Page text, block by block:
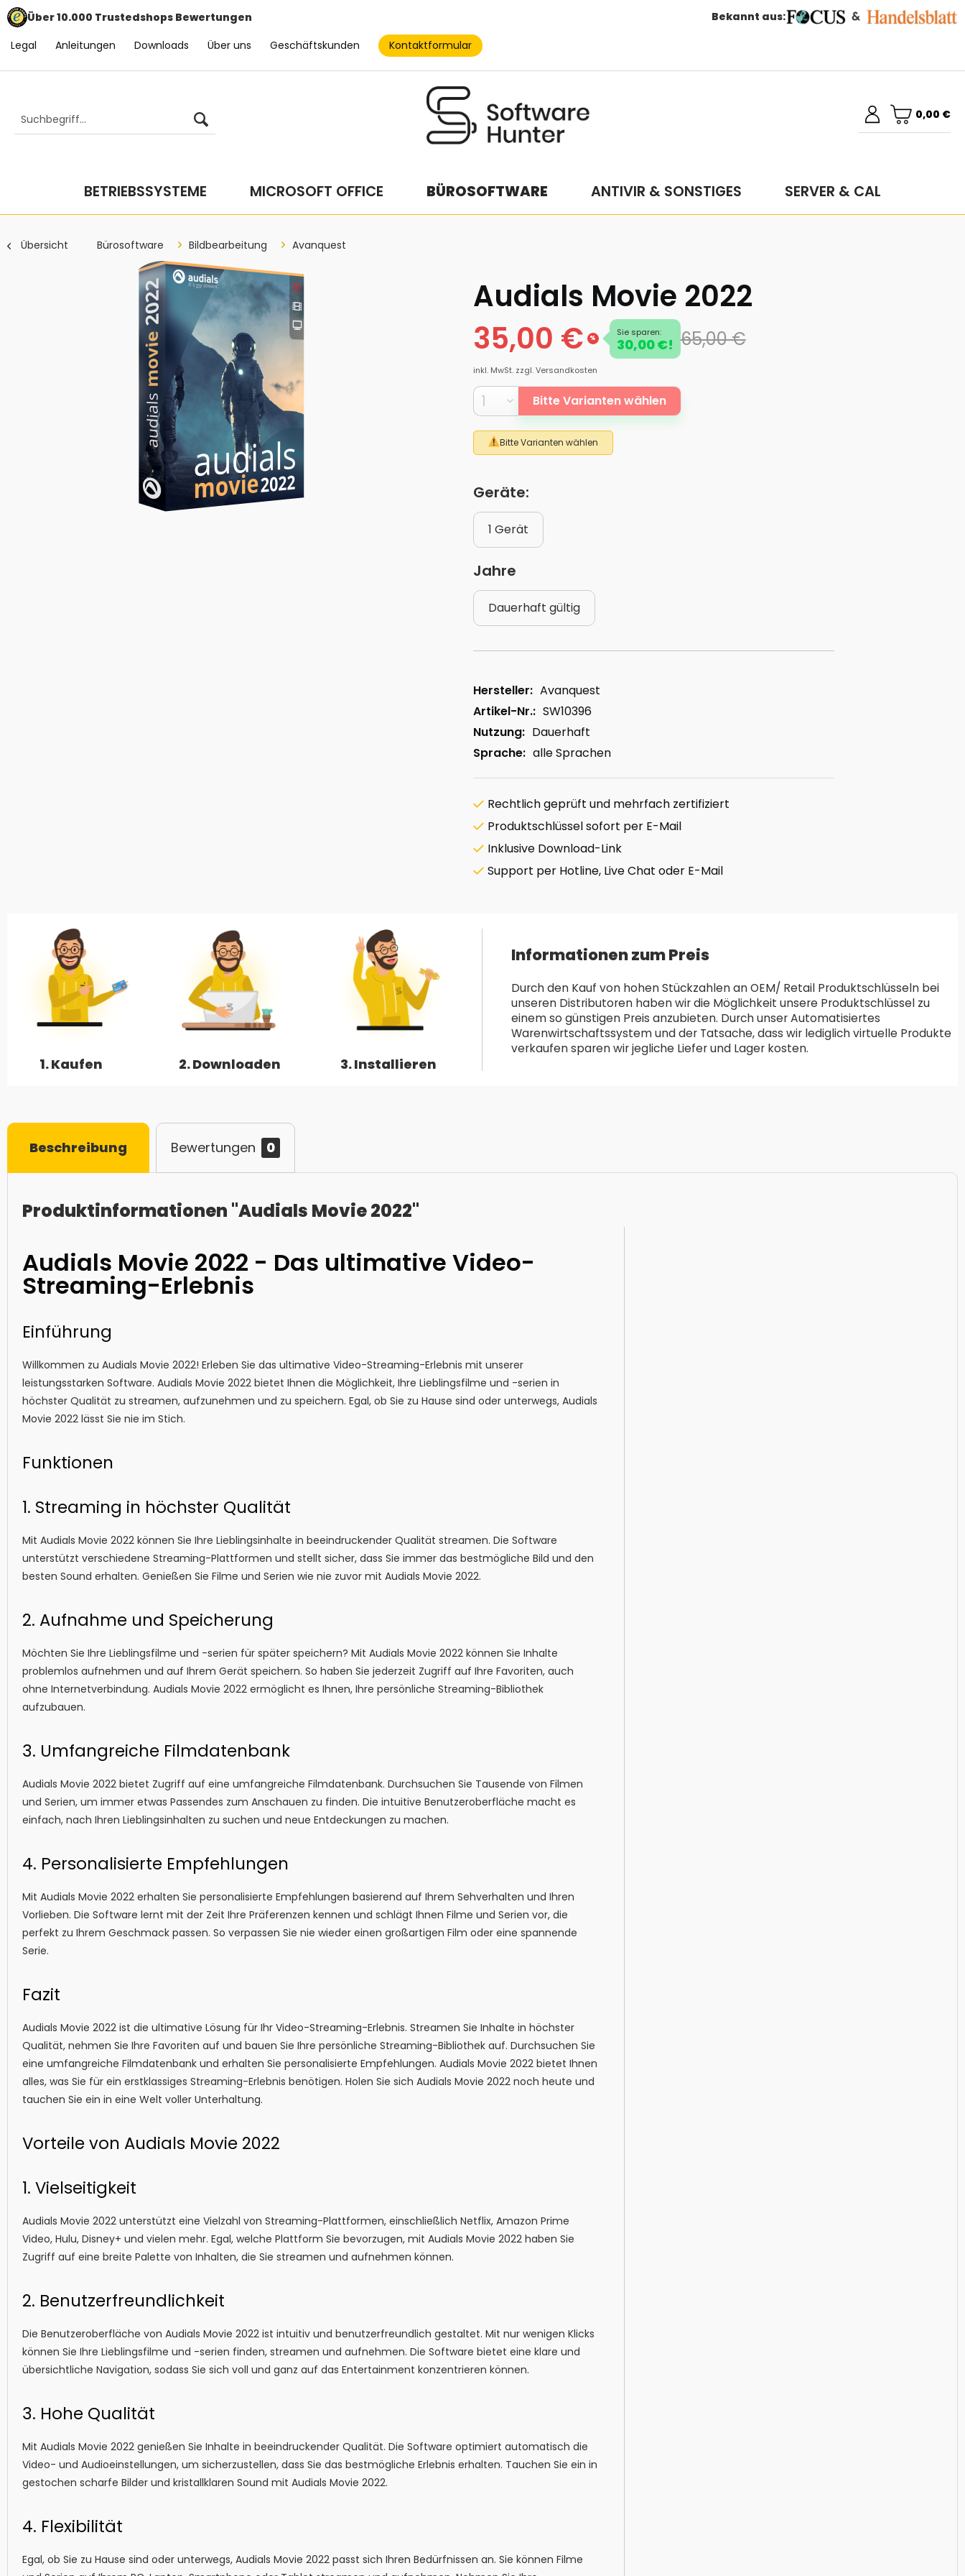
Über 10.000 Trustedshops Bewertungen
Bekannt aus:
Legal
Anleitungen Downloads Über uns Geschäftskunden Kontaktformular
0,00 €
BETRIEBSSYSTEME MICROSOFT OFFICE BÜROSOFTWARE ANTIVIR & SONSTIGES SERVER & CAL
Übersicht Bürosoftware Bildbearbeitung Avanquest
Audials Movie 2022
35,00 €
%
Sie sparen:
30,00 €! 65,00 €
inkl. MwSt. zzgl. Versandkosten
Bitte Varianten wählen
Bitte Varianten wählen
Geräte:
1 Gerät
Jahre
Dauerhaft gültig
Hersteller: Avanquest
Artikel-Nr.: SW10396
Nutzung: Dauerhaft
Sprache: alle Sprachen
Rechtlich geprüft und mehrfach zertifiziert
Produktschlüssel sofort per E-Mail
Inklusive Download-Link
Support per Hotline, Live Chat oder E-Mail
1. Kaufen 2. Downloaden 3. Installieren
Informationen zum Preis
Durch den Kauf von hohen Stückzahlen an OEM/ Retail Produktschlüsseln bei
unseren Distributoren haben wir die Möglichkeit unsere Produktschlüssel zu
einem so günstigen Preis anzubieten. Durch unser Automatisiertes
Warenwirtschaftssystem und der Tatsache, dass wir lediglich virtuelle Produkte
verkaufen sparen wir jegliche Liefer und Lager kosten.
Beschreibung Bewertungen 0
Produktinformationen "Audials Movie 2022"
Audials Movie 2022 - Das ultimative Video-
Streaming-Erlebnis
Einführung
Willkommen zu Audials Movie 2022! Erleben Sie das ultimative Video-Streaming-Erlebnis mit unserer
leistungsstarken Software. Audials Movie 2022 bietet Ihnen die Möglichkeit, Ihre Lieblingsfilme und -serien in
höchster Qualität zu streamen, aufzunehmen und zu speichern. Egal, ob Sie zu Hause sind oder unterwegs, Audials
Movie 2022 lässt Sie nie im Stich.
Funktionen
1. Streaming in höchster Qualität
Mit Audials Movie 2022 können Sie Ihre Lieblingsinhalte in beeindruckender Qualität streamen. Die Software
unterstützt verschiedene Streaming-Plattformen und stellt sicher, dass Sie immer das bestmögliche Bild und den
besten Sound erhalten. Genießen Sie Filme und Serien wie nie zuvor mit Audials Movie 2022.
2. Aufnahme und Speicherung
Möchten Sie Ihre Lieblingsfilme und -serien für später speichern? Mit Audials Movie 2022 können Sie Inhalte
problemlos aufnehmen und auf Ihrem Gerät speichern. So haben Sie jederzeit Zugriff auf Ihre Favoriten, auch
ohne Internetverbindung. Audials Movie 2022 ermöglicht es Ihnen, Ihre persönliche Streaming-Bibliothek
aufzubauen.
3. Umfangreiche Filmdatenbank
Audials Movie 2022 bietet Zugriff auf eine umfangreiche Filmdatenbank. Durchsuchen Sie Tausende von Filmen
und Serien, um immer etwas Passendes zum Anschauen zu finden. Die intuitive Benutzeroberfläche macht es
einfach, nach Ihren Lieblingsinhalten zu suchen und neue Entdeckungen zu machen.
4. Personalisierte Empfehlungen
Mit Audials Movie 2022 erhalten Sie personalisierte Empfehlungen basierend auf Ihrem Sehverhalten und Ihren
Vorlieben. Die Software lernt mit der Zeit Ihre Präferenzen kennen und schlägt Ihnen Filme und Serien vor, die
perfekt zu Ihrem Geschmack passen. So verpassen Sie nie wieder einen großartigen Film oder eine spannende
Serie.
Fazit
Audials Movie 2022 ist die ultimative Lösung für Ihr Video-Streaming-Erlebnis. Streamen Sie Inhalte in höchster
Qualität, nehmen Sie Ihre Favoriten auf und bauen Sie Ihre persönliche Streaming-Bibliothek auf. Durchsuchen Sie
eine umfangreiche Filmdatenbank und erhalten Sie personalisierte Empfehlungen. Audials Movie 2022 bietet Ihnen
alles, was Sie für ein erstklassiges Streaming-Erlebnis benötigen. Holen Sie sich Audials Movie 2022 noch heute und
tauchen Sie ein in eine Welt voller Unterhaltung.
Vorteile von Audials Movie 2022
1. Vielseitigkeit
Audials Movie 2022 unterstützt eine Vielzahl von Streaming-Plattformen, einschließlich Netflix, Amazon Prime
Video, Hulu, Disney+ und vielen mehr. Egal, welche Plattform Sie bevorzugen, mit Audials Movie 2022 haben Sie
Zugriff auf eine breite Palette von Inhalten, die Sie streamen und aufnehmen können.
2. Benutzerfreundlichkeit
Die Benutzeroberfläche von Audials Movie 2022 ist intuitiv und benutzerfreundlich gestaltet. Mit nur wenigen Klicks
können Sie Ihre Lieblingsfilme und -serien finden, streamen und aufnehmen. Die Software bietet eine klare und
übersichtliche Navigation, sodass Sie sich voll und ganz auf das Entertainment konzentrieren können.
3. Hohe Qualität
Mit Audials Movie 2022 genießen Sie Inhalte in beeindruckender Qualität. Die Software optimiert automatisch die
Video- und Audioeinstellungen, um sicherzustellen, dass Sie das bestmögliche Erlebnis erhalten. Tauchen Sie ein in
gestochen scharfe Bilder und kristallklaren Sound mit Audials Movie 2022.
4. Flexibilität
Egal, ob Sie zu Hause sind oder unterwegs, Audials Movie 2022 passt sich Ihren Bedürfnissen an. Sie können Filme